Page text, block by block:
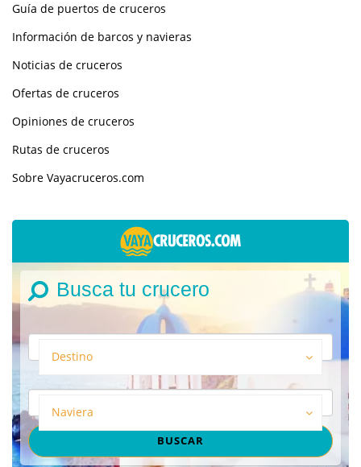
Guía de puertos de cruceros
Información de barcos y navieras
Noticias de cruceros
Ofertas de cruceros
Opiniones de cruceros
Rutas de cruceros
Sobre Vayacruceros.com
Busca tu crucero
Destino
Naviera